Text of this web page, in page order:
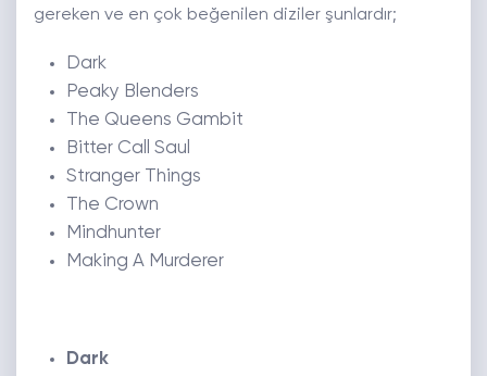
gereken ve en çok beğenilen diziler şunlardır;
Dark
Peaky Blenders
The Queens Gambit
Bitter Call Saul
Stranger Things
The Crown
Mindhunter
Making A Murderer
Dark